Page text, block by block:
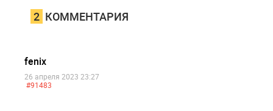
2 КОММЕНТАРИЯ
fenix
26 апреля 2023 23:27
#91483